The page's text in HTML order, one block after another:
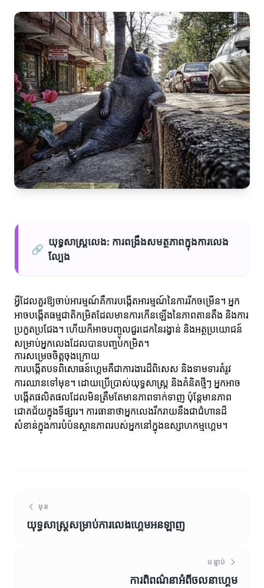
🔗
យុទ្ធសាស្ត្រលេង: ការពង្រឹងសមត្ថភាពក្នុងការលេង
ល្បែង
អ្វីដែលគួរឱ្យចាប់អារម្មណ៍គឺការបង្កើតអារម្មណ៍នៃការរីកចម្រើន។ អ្នក
អាចបង្កើតធម្មជាតិកម្រិតដែលមានការកើនឡើងនៃភាពតានតឹង និងការ
ប្រកួតប្រជែង។ ហើយក៏អាចបញ្ចូលជួរដេកនៃរង្វាន់ និងអត្ថប្រយោជន៍
សម្រាប់អ្នកលេងដែលបានបញ្ចប់កម្រិត។
ការសម្រេចចិត្តចុងក្រោយ
ការបង្កើតបទពិសោធន៍ហ្គេមគឺជាការងារដ៏ពិសេស និងទាមទារតំរូវ
ការឈានទៅមុខ។ ដោយប្រើប្រាស់យុទ្ធសាស្ត្រ និងគំនិតថ្មីៗ អ្នកអាច
បង្កើតផលិតផលដែលមិនត្រឹមតែមានភាពទាក់ទាញ ប៉ុន្តែមានភាព
ជោគជ័យក្នុងទីផ្សារ។ ការធានាថាអ្នកលេងរីករាយនឹងជាជំហានដ៏
សំខាន់ក្នុងការបំប៉នស្ថានភាពរបស់អ្នកនៅក្នុងឧស្សាហកម្មហ្គេម។
មុន
យុទ្ធសាស្ត្រសម្រាប់ការលេងហ្គេមអនឡាញ
បន្ទាប់
ការពិពណ៌នាអំពីចលនាហ្គេម